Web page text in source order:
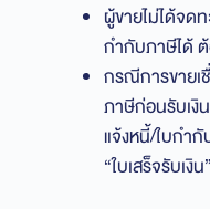
ผู้ขายไม่ได้จด
กำกับภาษีได้ ต้
กรณีการขายเ
ภาษีก่อนรับเงิ
แจ้งหนี้/ใบกำ
“ใบเสร็จรับเงิ